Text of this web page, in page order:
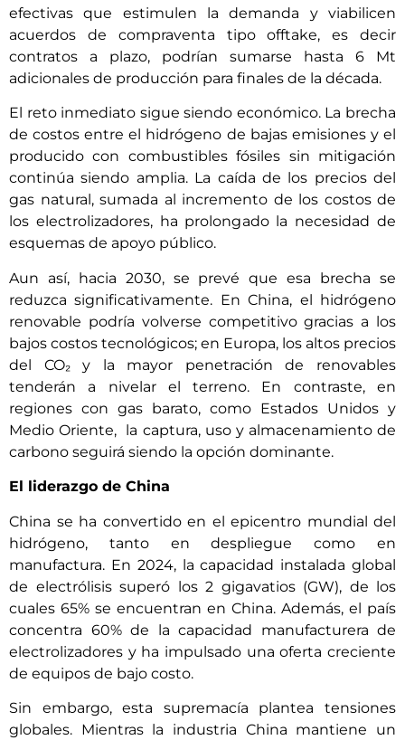
efectivas que estimulen la demanda y viabilicen
acuerdos de compraventa tipo offtake, es decir
contratos a plazo, podrían sumarse hasta 6 Mt
adicionales de producción para finales de la década.
El reto inmediato sigue siendo económico. La brecha
de costos entre el hidrógeno de bajas emisiones y el
producido con combustibles fósiles sin mitigación
continúa siendo amplia. La caída de los precios del
gas natural, sumada al incremento de los costos de
los electrolizadores, ha prolongado la necesidad de
esquemas de apoyo público.
Aun así, hacia 2030, se prevé que esa brecha se
reduzca significativamente. En China, el hidrógeno
renovable podría volverse competitivo gracias a los
bajos costos tecnológicos; en Europa, los altos precios
del CO₂ y la mayor penetración de renovables
tenderán a nivelar el terreno. En contraste, en
regiones con gas barato, como Estados Unidos y
Medio Oriente, la captura, uso y almacenamiento de
carbono seguirá siendo la opción dominante.
El liderazgo de China
China se ha convertido en el epicentro mundial del
hidrógeno, tanto en despliegue como en
manufactura. En 2024, la capacidad instalada global
de electrólisis superó los 2 gigavatios (GW), de los
cuales 65% se encuentran en China. Además, el país
concentra 60% de la capacidad manufacturera de
electrolizadores y ha impulsado una oferta creciente
de equipos de bajo costo.
Sin embargo, esta supremacía plantea tensiones
globales. Mientras la industria China mantiene un